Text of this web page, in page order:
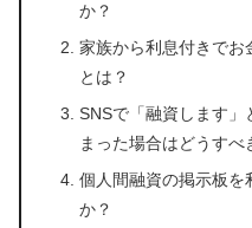
か？
家族から利息付きでお
とは？
SNSで「融資します」
まった場合はどうすべ
個人間融資の掲示板を
か？